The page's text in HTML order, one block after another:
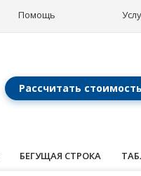
Помощь
Рассчитать стоимость
БЕГУЩАЯ СТРОКА